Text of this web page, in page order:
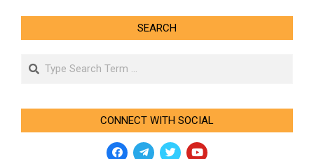
SEARCH
Search
CONNECT WITH SOCIAL